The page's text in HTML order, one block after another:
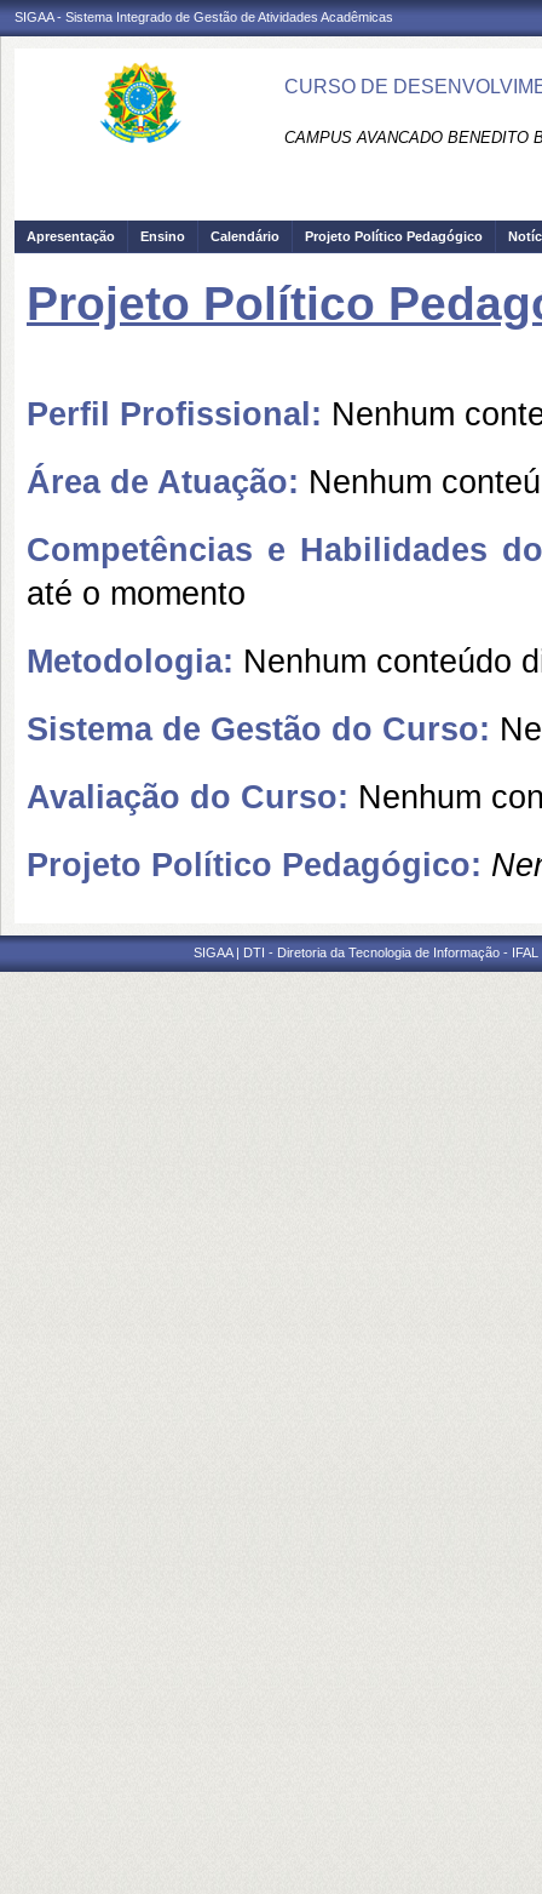
SIGAA - Sistema Integrado de Gestão de Atividades Acadêmicas
CURSO DE
CAMPUS AVANCADO BENEDITO
Apresentação Ensino Calendário Projeto Político Pedagógico
Projeto Político
Perfil Profissional: Nenhum
Área de Atuação: Nenhum
Competências e Habilidades
até o momento
Metodologia: Nenhum conteúdo
Sistema de Gestão do Curso:
Avaliação do Curso: Nenhum
Projeto Político Pedagógico:
SIGAA | DTI - Diretoria da Tecnologia de Informação -